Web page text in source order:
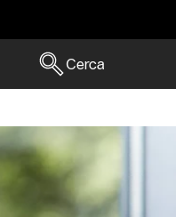
Cerca